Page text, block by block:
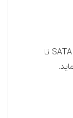
DH-XVR5104HS-4KL-I3 از یک عدد هارد SATA تا